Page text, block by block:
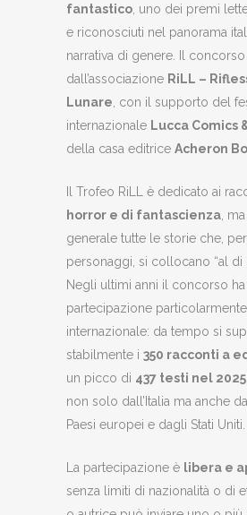
fantastico , uno dei premi
e riconosciuti nel panorama
narrativa di genere. Il
dall’associazione RiLL –
Lunare , con il supporto del
internazionale Lucca Comics
della casa editrice Acheron
Il Trofeo RiLL è dedicato ai
horror e di fantascienza ,
generale tutte le storie che,
personaggi, si collocano “al di
Negli ultimi anni il concorso
partecipazione
internazionale: da tempo si
stabilmente i 350 racconti a
un picco di 437 testi nel 2025
non solo dall’Italia ma anche
Paesi europei e dagli Stati Uniti.
La partecipazione è libera e
senza limiti di nazionalità o di